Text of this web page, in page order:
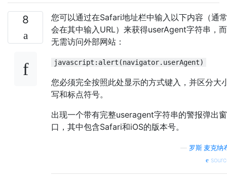
8
您可以通过在Safari地址栏中输入以下内容（通常
会在其中输入URL）来获得userAgent字符串，而
无需访问外部网站：
javascript:alert(navigator.userAgent)
您必须完全按照此处显示的方式键入，并区分大
写和标点符号。
出现一个带有完整useragent字符串的警报弹出窗
口，其中包含Safari和iOS的版本号。
罗斯·麦克纳